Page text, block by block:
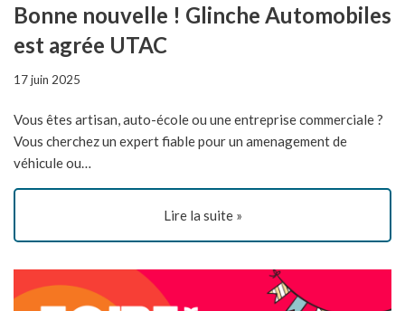
Bonne nouvelle ! Glinche Automobiles
est agrée UTAC
17 juin 2025
Vous êtes artisan, auto-école ou une entreprise commerciale ?
Vous cherchez un expert fiable pour un amenagement de
véhicule ou…
Lire la suite »